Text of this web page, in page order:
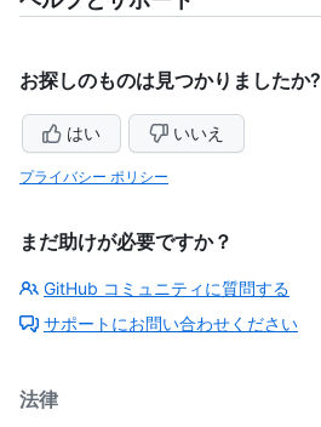
お探しのものは見つかりましたか?
はい いいえ
プライバシー ポリシー
まだ助けが必要ですか？
GitHub コミュニティに質問する
サポートにお問い合わせください
法律